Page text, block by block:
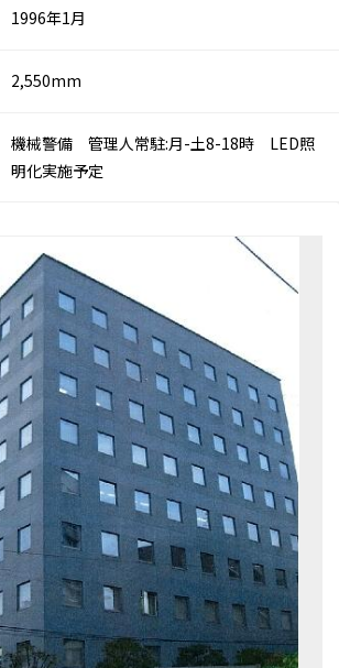
1996年1月
2,550mm
機械警備 管理人常駐:月-土8-18時 LED照
明化実施予定